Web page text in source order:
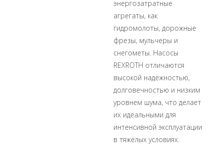
энергозатратные
агрегаты, как
гидромолоты, дорожные
фрезы, мульчеры и
снегометы. Насосы
REXROTH отличаются
высокой надёжностью,
долговечностью и низким
уровнем шума, что делает
их идеальными для
интенсивной эксплуатации
в тяжёлых условиях.